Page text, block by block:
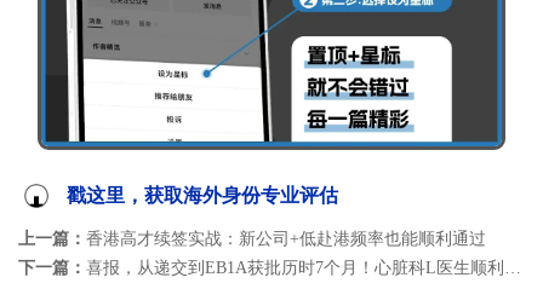
戳这里，获取海外身份专业评估
上一篇： 香港高才续签实战：新公司+低赴港频率也能顺利通过
下一篇： 喜报，从递交到EB1A获批历时7个月！心脏科L医生顺利解锁美国移民新路径